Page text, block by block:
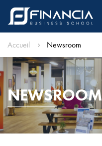
Accueil Newsroom
NEWSROOM